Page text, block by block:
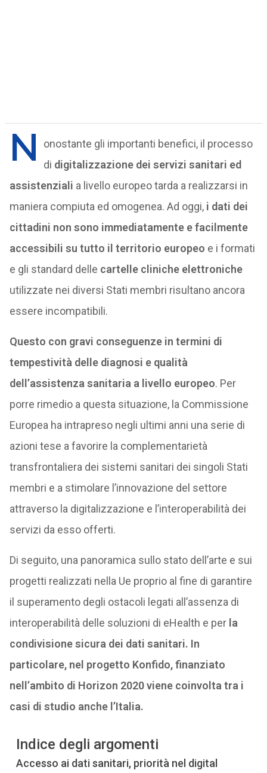
N
onostante gli importanti benefici, il processo
di digitalizzazione dei servizi sanitari ed
assistenziali a livello europeo tarda a realizzarsi in
maniera compiuta ed omogenea. Ad oggi,i dati dei
cittadini non sono immediatamente e facilmente
accessibili su tutto il territorio europeo e i formati
e gli standard delle cartelle cliniche elettroniche
utilizzate nei diversi Stati membri risultano ancora
essere incompatibili.
Questo con gravi conseguenze in termini di
tempestività delle diagnosi e qualità
dell’assistenza sanitaria a livello europeo. Per
porre rimedio a questa situazione, la Commissione
Europea ha intrapreso negli ultimi anni una serie di
azioni tese a favorire la complementarietà
transfrontaliera dei sistemi sanitari dei singoli Stati
membri e a stimolare l’innovazione del settore
attraverso la digitalizzazione e l’interoperabilità dei
servizi da esso offerti.
Di seguito, una panoramica sullo stato dell’arte e sui
progetti realizzati nella Ue proprio al fine di garantire
il superamento degli ostacoli legati all’assenza di
interoperabilità delle soluzioni di eHealth e per la
condivisione sicura dei dati sanitari. In
particolare, nel progetto Konfido, finanziato
nell’ambito di Horizon 2020 viene coinvolta tra i
casi di studio anche l’Italia.
Indice degli argomenti
Accesso ai dati sanitari, priorità nel digital